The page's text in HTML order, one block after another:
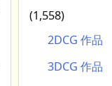
(1,558)
2DCG 作品
3DCG 作品